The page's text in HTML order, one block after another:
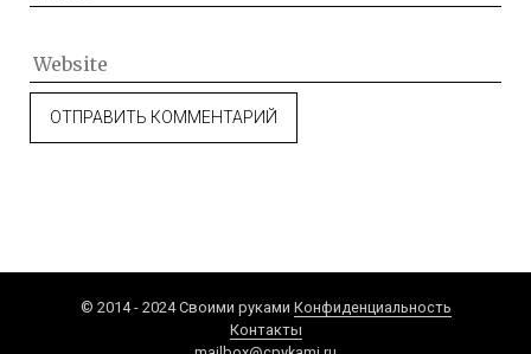
© 2014 - 2024 Своими руками Конфиденциальность
Контакты